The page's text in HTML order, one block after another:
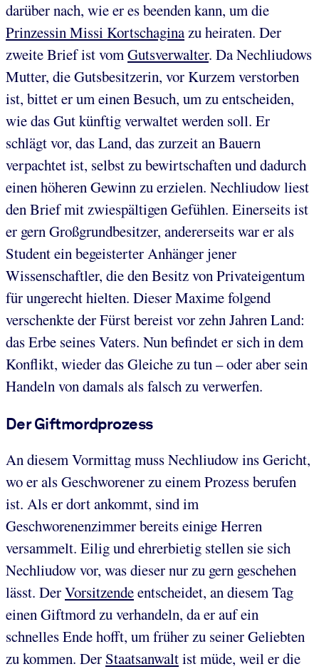
darüber nach, wie er es beenden kann, um die
Prinzessin Missi Kortschaginazu heiraten. Der
zweite Brief ist vomGutsverwalter. Da Nechliudows
Mutter, die Gutsbesitzerin, vor Kurzem verstorben
ist, bittet er um einen Besuch, um zu entscheiden,
wie das Gut künftig verwaltet werden soll. Er
schlägt vor, das Land, das zurzeit an Bauern
verpachtet ist, selbst zu bewirtschaften und dadurch
einen höheren Gewinn zu erzielen. Nechliudow liest
den Brief mit zwiespältigen Gefühlen. Einerseits ist
er gern Großgrundbesitzer, andererseits war er als
Student ein begeisterter Anhänger jener
Wissenschaftler, die den Besitz von Privateigentum
für ungerecht hielten. Dieser Maxime folgend
verschenkte der Fürst bereist vor zehn Jahren Land:
das Erbe seines Vaters. Nun befindet er sich in dem
Konflikt, wieder das Gleiche zu tun – oder aber sein
Handeln von damals als falsch zu verwerfen.
Der Giftmordprozess
An diesem Vormittag muss Nechliudow ins Gericht,
wo er als Geschworener zu einem Prozess berufen
ist. Als er dort ankommt, sind im
Geschworenenzimmer bereits einige Herren
versammelt. Eilig und ehrerbietig stellen sie sich
Nechliudow vor, was dieser nur zu gern geschehen
lässt. DerVorsitzendeentscheidet, an diesem Tag
einen Giftmord zu verhandeln, da er auf ein
schnelles Ende hofft, um früher zu seiner Geliebten
zu kommen. Der Staatsanwaltist müde, weil er die